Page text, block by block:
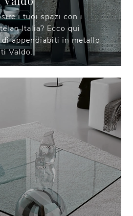
i tuoi spazi con i
Italia? Ecco qui
appendiabiti in metallo
Valdo.